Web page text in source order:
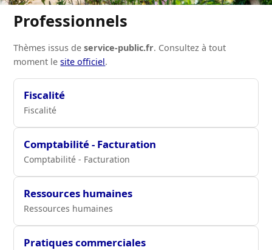
Professionnels
Thèmes issus deservice-public.fr. Consultez à tout
moment lesite officiel.
Fiscalité
Fiscalité
Comptabilité - Facturation
Comptabilité - Facturation
Ressources humaines
Ressources humaines
Pratiques commerciales